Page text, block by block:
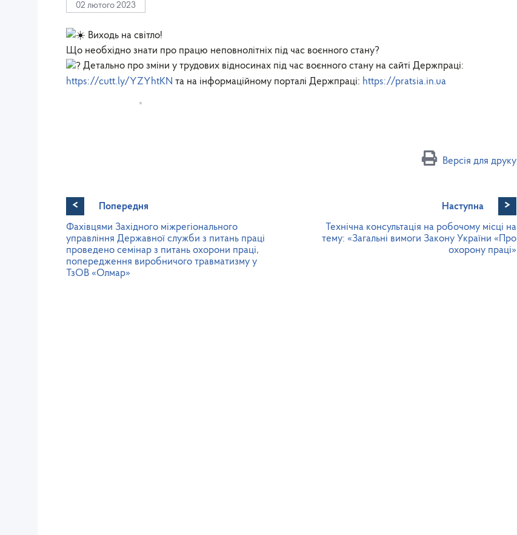
02 лютого 2023
Виходь на світло!
Що необхідно знати про працю неповнолітніх під час воєнного стану?
Детально про зміни у трудових відносинах під час воєнного стану на сайті Держпраці:
https://cutt.ly/YZYhtKN та на інформаційному порталі Держпраці: https://pratsia.in.ua
Версія для друку
<
Попередня
Фахівцями Західного міжрегіонального
управління Державної служби з питань праці
проведено семінар з питань охорони праці,
попередження виробничого травматизму у
ТзОВ «Олмар»
Наступна >
Технічна консультація на робочому місці на
тему: «Загальні вимоги Закону України «Про
охорону праці»